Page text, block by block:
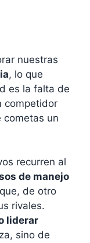
nuestras
, lo que
es la falta de
competidor
cometas un
recurren al
de manejo
de otro
rivales.
liderar
sino de